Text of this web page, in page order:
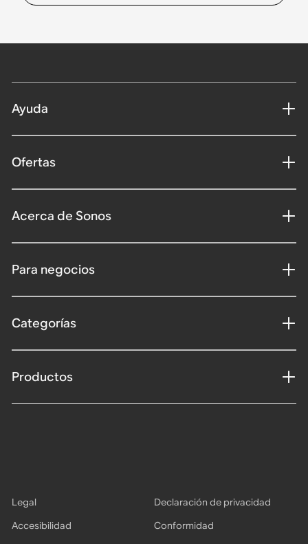
Ayuda
Ofertas
Acerca de Sonos
Para negocios
Categorías
Productos
Legal
Declaración de privacidad
Accesibilidad
Conformidad